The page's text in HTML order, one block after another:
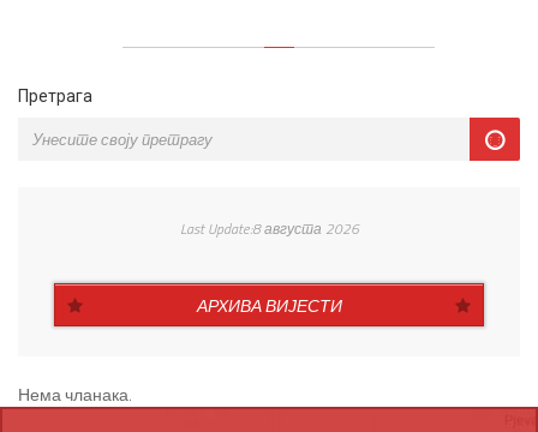
Претрага
Last Update:8 августа 2026
АРХИВА ВИЈЕСТИ
Нема чланака.